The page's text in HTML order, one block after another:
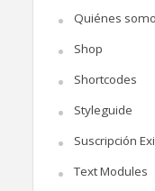
Quiénes
Shop
Shortcodes
Styleguide
Suscripción
Text Modules